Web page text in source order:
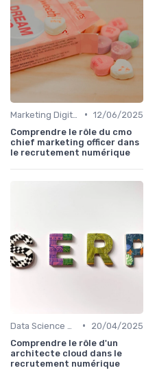
• 12/06/2025
Comprendre le rôle du cmo
chief marketing officer dans
le recrutement numérique
•
20/04/2025
Comprendre le rôle d'un
architecte cloud dans le
recrutement numérique